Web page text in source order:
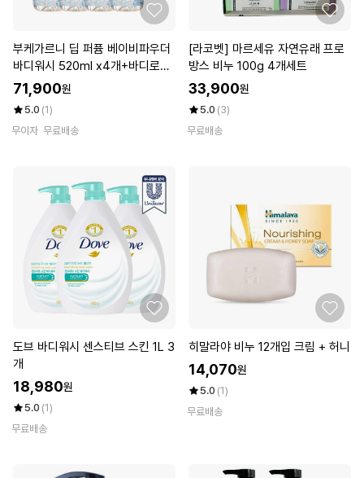
부케가르니 딥 퍼퓸 베이비파우더
바디워시 520ml x4개+바디로션
520ml x4개
71,900원
5.0 (1)
무이자 무료배송
[라코벳] 마르세유 자연유래 프로
방스 비누 100g 4개세트
33,900원
5.0 (3)
무료배송
도브 바디워시 센스티브 스킨 1L 3
개
18,980원
5.0 (1)
무료배송
히말라야 비누 12개입 크림 + 허니
14,070원
5.0 (1)
무료배송